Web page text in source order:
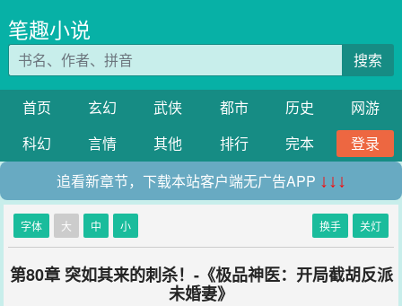
笔趣小说
搜索
首页 玄幻 武侠 都市 历史
网游
科幻
言情 其他 排行 完本
登录
追看新章节，下载本站客户端无广告APP ↓↓↓
字体 大 中 小 换手 关灯
第80章 突如其来的刺杀！-《极品神医：开局截胡反派
未婚妻》